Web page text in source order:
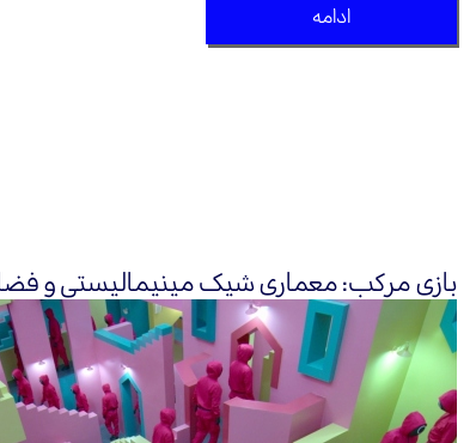
ادامه
بازی مرکب: معماری شیک مینیمالیستی و